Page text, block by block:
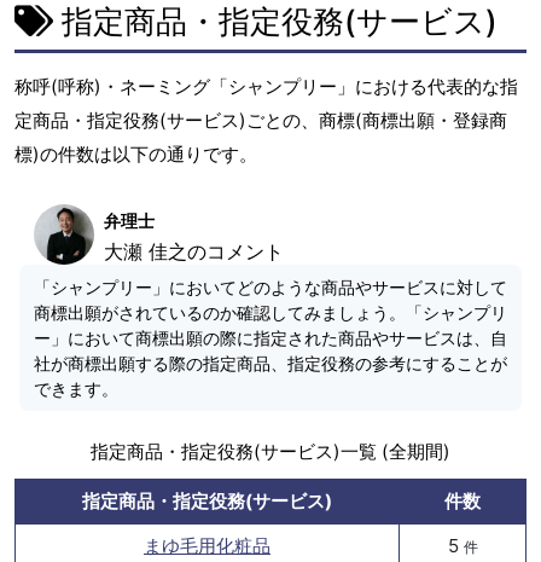
指定商品・指定役務(サービス)
称呼(呼称)・ネーミング「シャンプリー」における代表的な指
定商品・指定役務(サービス)ごとの、商標(商標出願・登録商
標)の件数は以下の通りです。
弁理士
大瀬 佳之のコメント
「シャンプリー」においてどのような商品やサービスに対して
商標出願がされているのか確認してみましょう。「シャンプリ
ー」において商標出願の際に指定された商品やサービスは、自
社が商標出願する際の指定商品、指定役務の参考にすることが
できます。
指定商品・指定役務(サービス)一覧 (全期間)
指定商品・指定役務(サービス)
件数
まゆ毛用化粧品
5 件